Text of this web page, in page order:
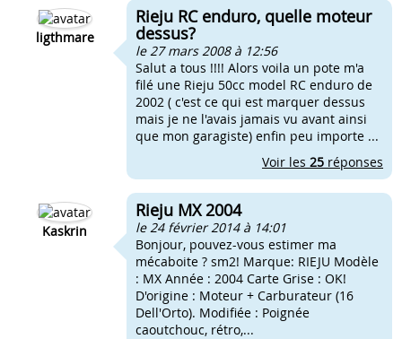
Comment reparer piston cylindre 50
Comment reparer son compteur 50cc
ligthmare
Rieju RC enduro, quelle moteur
dessus?
le 27 mars 2008 à 12:56
Salut a tous !!!! Alors voila un pote m'a
filé une Rieju 50cc model RC enduro de
2002 ( c'est ce qui est marquer dessus
mais je ne l'avais jamais vu avant ainsi
que mon garagiste) enfin peu importe ...
Voir les 25 réponses
Kaskrin
Rieju MX 2004
le 24 février 2014 à 14:01
Bonjour, pouvez-vous estimer ma
mécaboite ? sm2! Marque: RIEJU Modèle
: MX Année : 2004 Carte Grise : OK!
D'origine : Moteur + Carburateur (16
Dell'Orto). Modifiée : Poignée
caoutchouc, rétro,...